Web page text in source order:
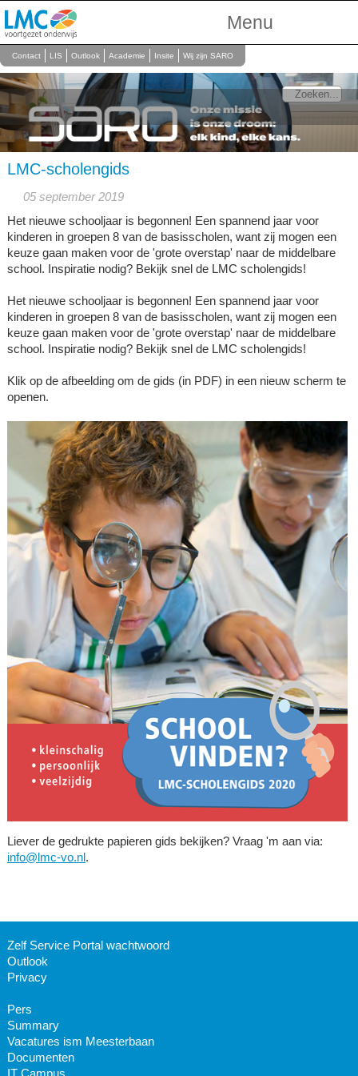
Menu
Over Ons
Scholen
Onderwijs
Personeel
Contact LIS Outlook Academie Insite Wij zijn SARO
LMC-scholengids
05 september 2019
Het nieuwe schooljaar is begonnen! Een spannend jaar voor
kinderen in groepen 8 van de basisscholen, want zij mogen een
keuze gaan maken voor de 'grote overstap' naar de middelbare
school. Inspiratie nodig? Bekijk snel de LMC scholengids!
Het nieuwe schooljaar is begonnen! Een spannend jaar voor
kinderen in groepen 8 van de basisscholen, want zij mogen een
keuze gaan maken voor de 'grote overstap' naar de middelbare
school. Inspiratie nodig? Bekijk snel de LMC scholengids!
Klik op de afbeelding om de gids (in PDF) in een nieuw scherm te
openen.
Liever de gedrukte papieren gids bekijken? Vraag 'm aan via:
info@lmc-vo.nl.
Zelf Service Portal wachtwoord
Outlook
Privacy
Pers
Summary
Vacatures ism Meesterbaan
Documenten
IT Campus